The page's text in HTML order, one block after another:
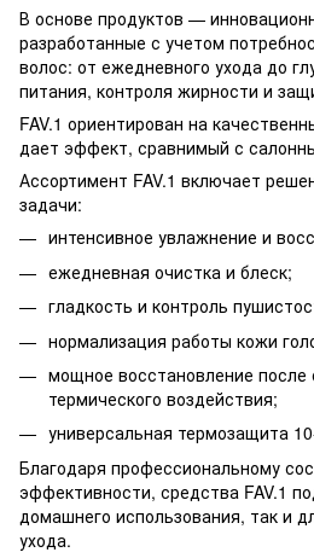
В основе продуктов —
разработанные с учетом
волос: от ежедневного ухода до
питания, контроля жирности и
FAV.1 ориентирован на
дает эффект, сравнимый с
Ассортимент FAV.1 включает
задачи:
интенсивное увлажнение и
ежедневная очистка и блеск;
гладкость и контроль
нормализация работы кожи
мощное восстановление после
термического воздействия;
универсальная термозащита
Благодаря профессиональному
эффективности, средства FAV.1
домашнего использования, так и
ухода.